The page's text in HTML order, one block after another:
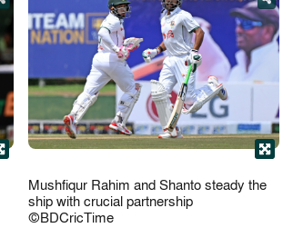
Facebook
Tweet
Copy
Mushfiqur Rahim and Shanto steady the
ship with crucial partnership
©BDCricTime